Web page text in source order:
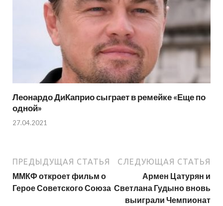
Леонардо ДиКаприо сыграет в ремейке «Еще по
одной»
27.04.2021
ПРЕДЫДУЩАЯ СТАТЬЯ
ММКФ откроет фильм о
Герое Советского Союза
СЛЕДУЮЩАЯ СТАТЬЯ
Армен Цатурян и
Светлана Гудыно вновь
выиграли Чемпионат